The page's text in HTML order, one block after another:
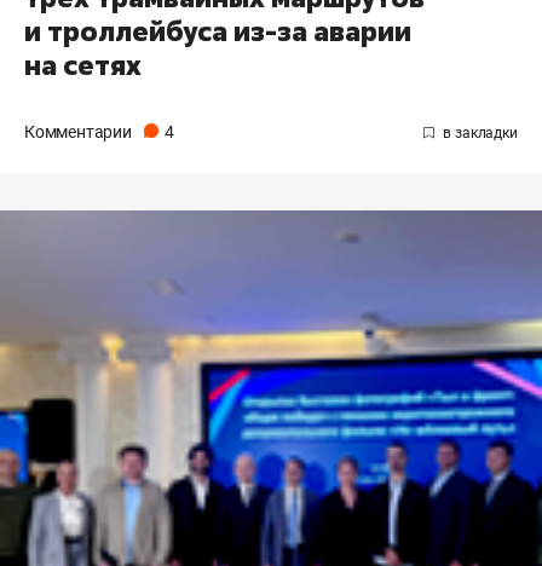
и троллейбуса из-за аварии
на сетях
Комментарии 4